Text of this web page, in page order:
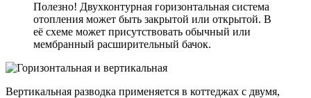
Полезно! Двухконтурная горизонтальная система
отопления может быть закрытой или открытой. В
её схеме может присутствовать обычный или
мембранный расширительный бачок.
Вертикальная разводка применяется в коттеджах с двумя,